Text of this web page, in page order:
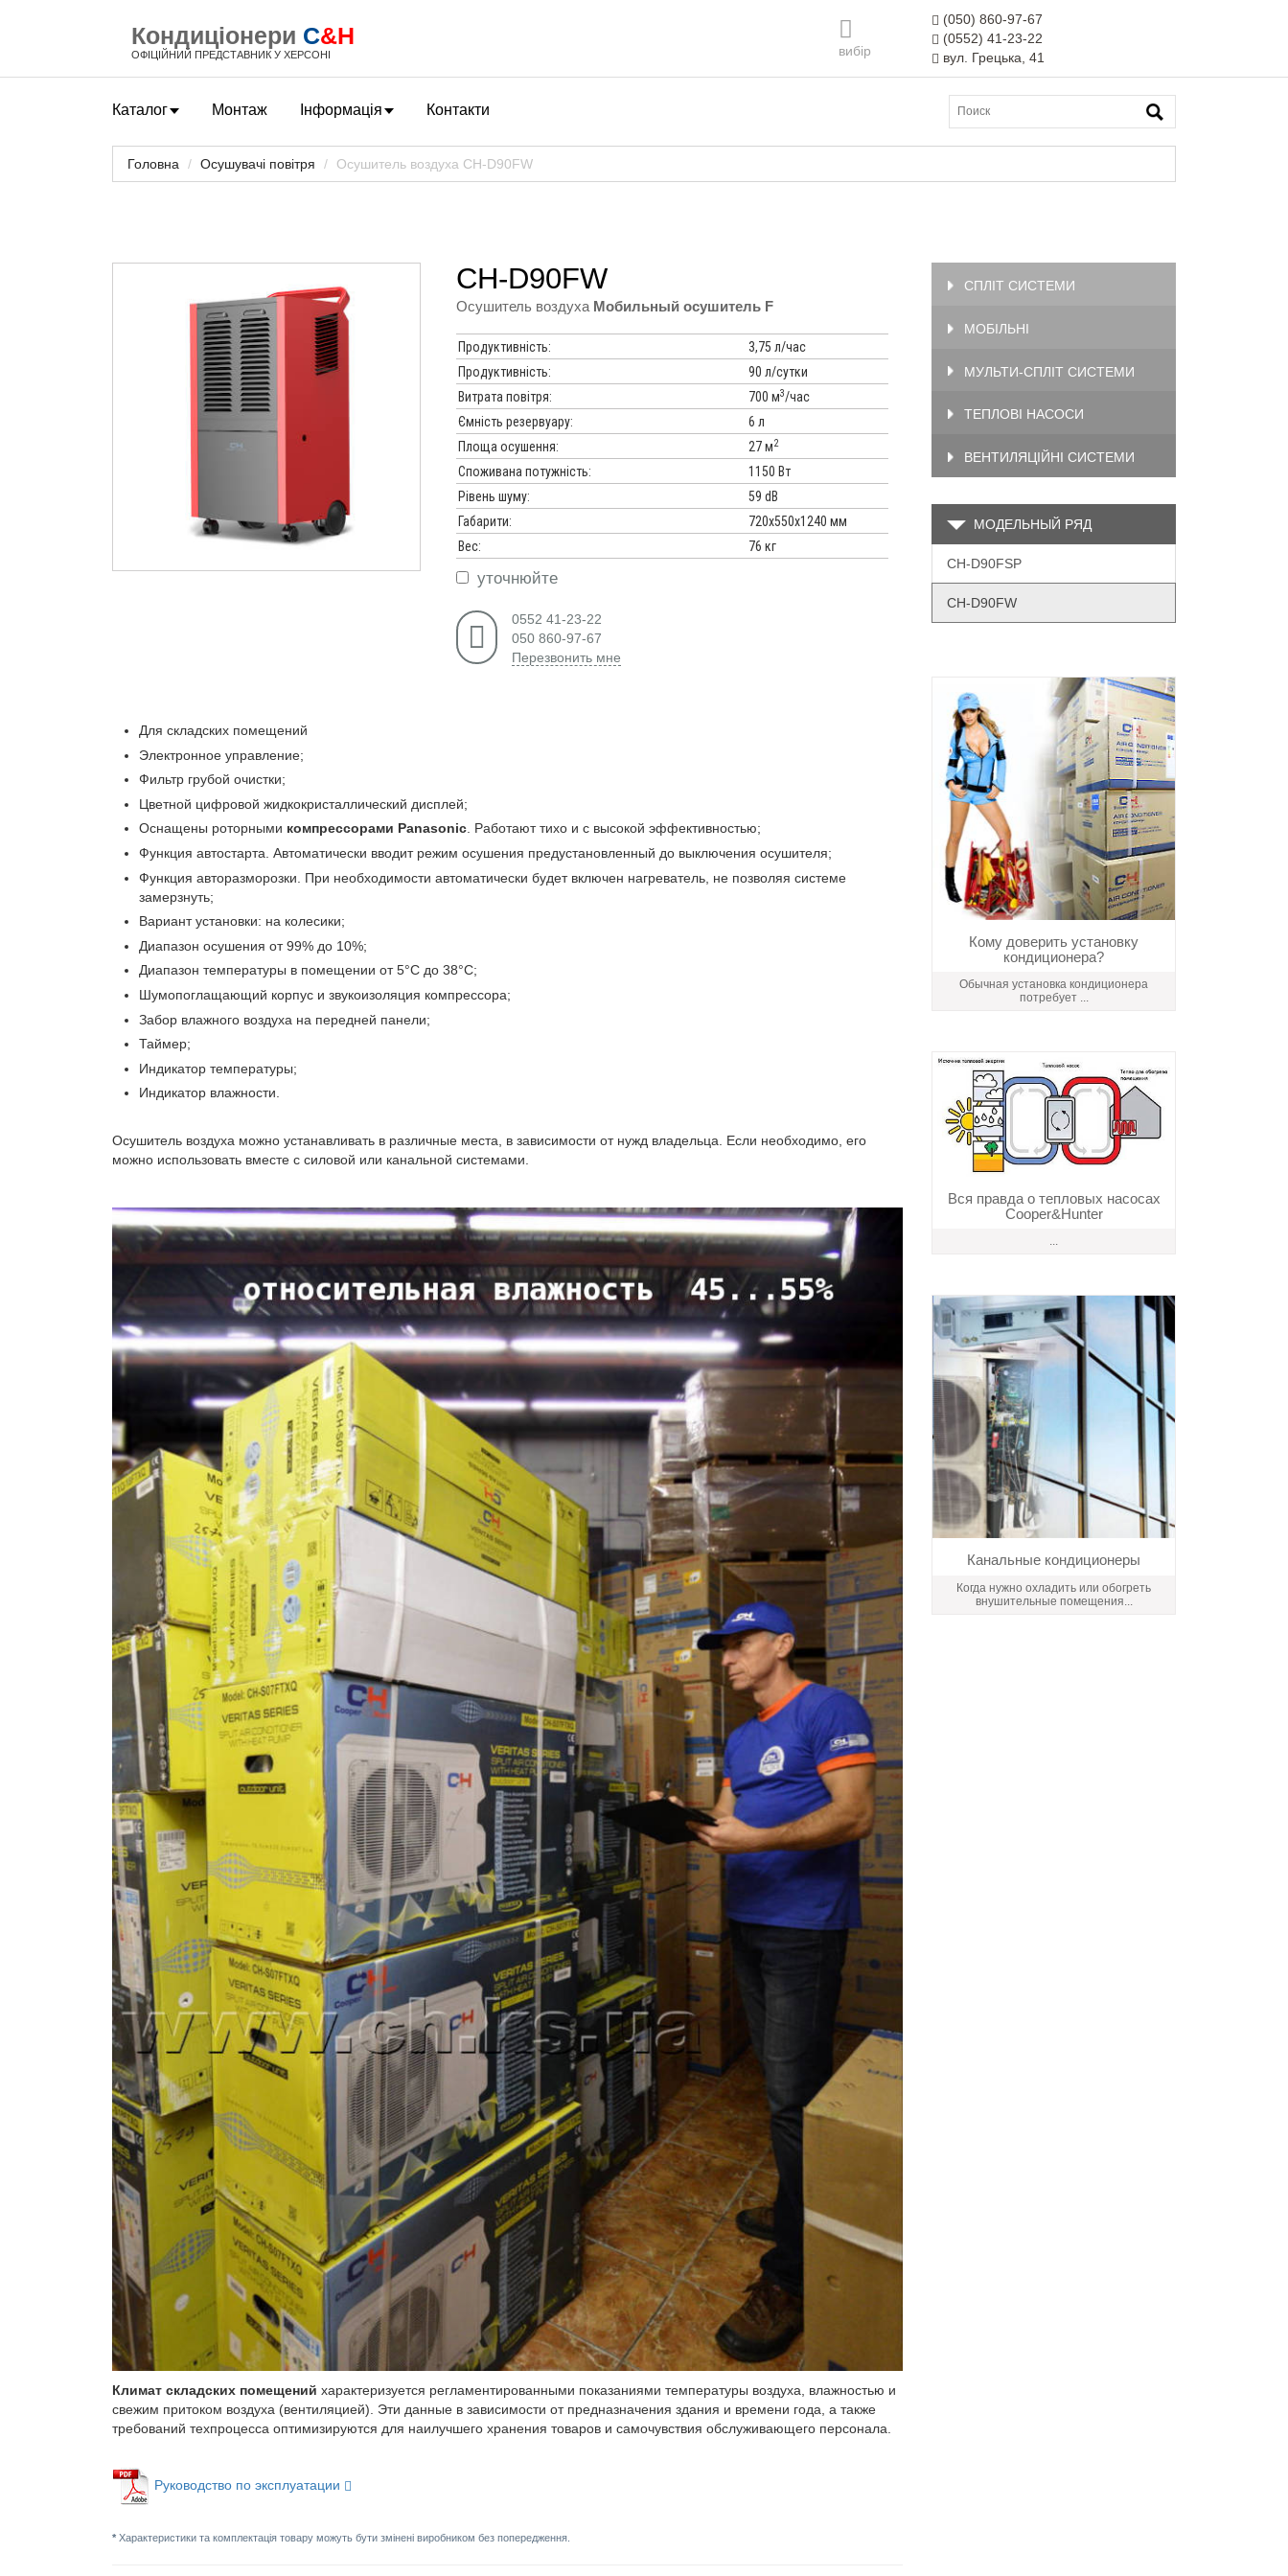
Кондиціонери C&H
ОФІЦІЙНИЙ ПРЕДСТАВНИК У ХЕРСОНІ вибір
(050) 860-97-67
(0552) 41-23-22
вул. Грецька, 41
Каталог Монтаж Інформація Контакти
Головна Осушувачі повітря Осушитель воздуха CH-D90FW
CH-D90FW
Осушитель воздуха Мобильный осушитель F
Продуктивність:
3,75 л/час
Продуктивність:
90 л/сутки
Витрата повітря:
700 м3/час
Ємність резервуару:
6 л
Площа осушення:
27 м2
Споживана потужність:
1150 Вт
Рівень шуму:
59 dB
Габарити:
720x550x1240 мм
Вес:
76 кг
уточнюйте
0552 41-23-22
050 860-97-67
Перезвонить мне
Для складских помещений
Электронное управление;
Фильтр грубой очистки;
Цветной цифровой жидкокристаллический дисплей;
Оснащены роторными компрессорами Panasonic. Работают тихо и с высокой эффективностью;
Функция автостарта. Автоматически вводит режим осушения предустановленный до выключения осушителя;
Функция авторазморозки. При необходимости автоматически будет включен нагреватель, не позволяя системе
замерзнуть;
Вариант установки: на колесики;
Диапазон осушения от 99% до 10%;
Диапазон температуры в помещении от 5°C до 38°C;
Шумопоглащающий корпус и звукоизоляция компрессора;
Забор влажного воздуха на передней панели;
Таймер;
Индикатор температуры;
Индикатор влажности.
Осушитель воздуха можно устанавливать в различные места, в зависимости от нужд владельца. Если необходимо, его
можно использовать вместе с силовой или канальной системами.
Климат складских помещений характеризуется регламентированными показаниями температуры воздуха, влажностью и
свежим притоком воздуха (вентиляцией). Эти данные в зависимости от предназначения здания и времени года, а также
требований техпроцесса оптимизируются для наилучшего хранения товаров и самочувствия обслуживающего персонала.
Руководство по эксплуатации
* Характеристики та комплектація товару можуть бути змінені виробником без попередження.
СПЛІТ СИСТЕМИ
МОБІЛЬНІ
МУЛЬТИ-СПЛІТ СИСТЕМИ
ТЕПЛОВІ НАСОСИ
ВЕНТИЛЯЦІЙНІ СИСТЕМИ
МОДЕЛЬНЫЙ РЯД
CH-D90FSP
CH-D90FW
Кому доверить установку
кондиционера?
Обычная установка кондиционера
потребует ...
Вся правда о тепловых насосах
Cooper&Hunter
...
Канальные кондиционеры
Когда нужно охладить или обогреть
внушительные помещения...